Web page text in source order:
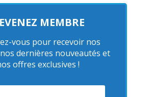
MEMBRE
vous pour recevoir nos
dernières nouveautés et
offres exclusives !